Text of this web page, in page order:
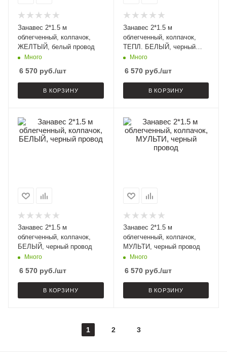
Занавес 2*1.5 м
облегченный, колпачок,
ЖЕЛТЫЙ, белый провод
Много
6 570 руб./шт
В КОРЗИНУ
Занавес 2*1.5 м
облегченный, колпачок,
ТЕПЛ. БЕЛЫЙ, черный
провод
Много
6 570руб./шт
В КОРЗИНУ
Занавес 2*1.5 м
облегченный, колпачок,
БЕЛЫЙ, черный провод
Много
6 570 руб./шт
В КОРЗИНУ
Занавес 2*1.5 м
облегченный, колпачок,
МУЛЬТИ, черный провод
Много
6 570руб./шт
В КОРЗИНУ
1 2 3